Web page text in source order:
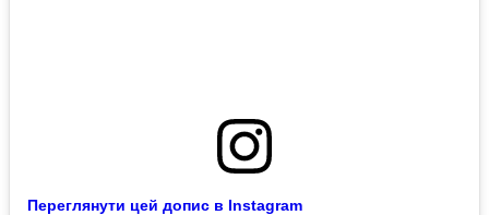
Переглянути цей допис в Instagram